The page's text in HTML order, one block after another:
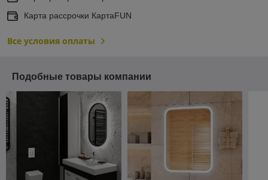
Карта рассрочки КартаFUN
Все условия оплаты
Подобные товары компании